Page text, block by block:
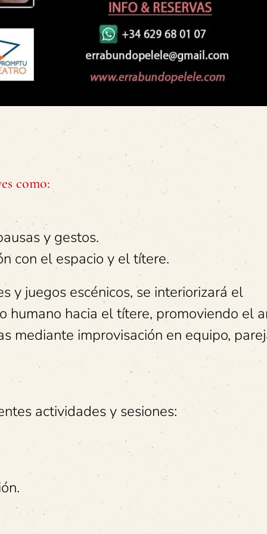
como:
y gestos.
con el espacio y el títere.
y juegos escénicos, se interiorizará el
humano hacia el títere, promoviendo el
mediante improvisación en equipo,
actividades y sesiones: